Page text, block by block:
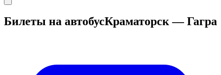
Билеты на автобусКраматорск — Гагра